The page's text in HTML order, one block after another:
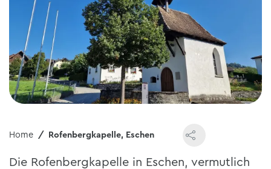
Home Rofenbergkapelle, Eschen
Die Rofenbergkapelle in Eschen, vermutlich